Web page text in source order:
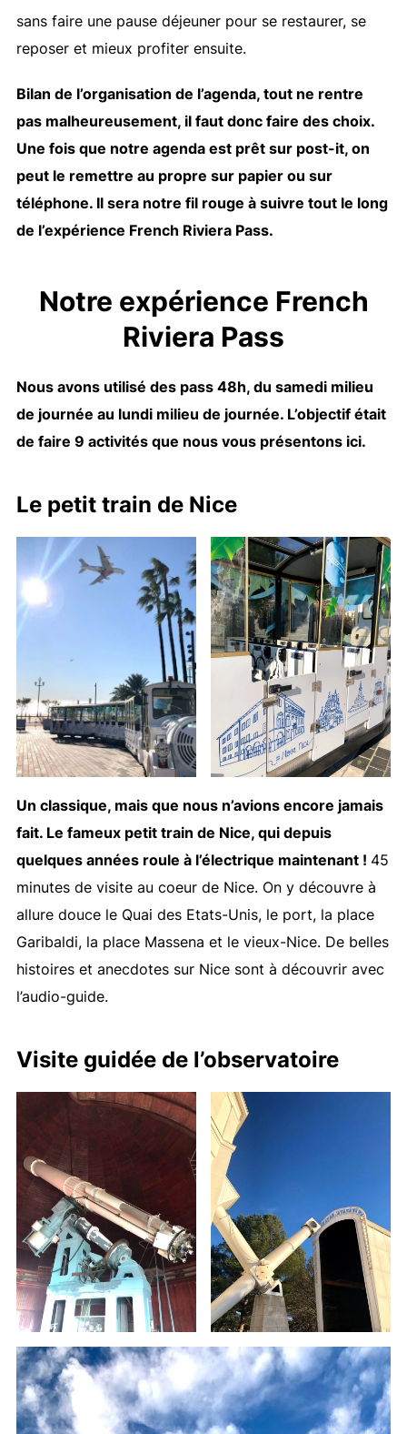
sans faire une pause déjeuner pour se restaurer, se
reposer et mieux profiter ensuite.
Bilan de l’organisation de l’agenda, tout ne rentre
pas malheureusement, il faut donc faire des choix.
Une fois que notre agenda est prêt sur post-it, on
peut le remettre au propre sur papier ou sur
téléphone. Il sera notre fil rouge à suivre tout le long
de l’expérience French Riviera Pass.
Notre expérience French
Riviera Pass
Nous avons utilisé des pass 48h, du samedi milieu
de journée au lundi milieu de journée. L’objectif était
de faire 9 activités que nous vous présentons ici.
Le petit train de Nice
Un classique, mais que nous n’avions encore jamais
fait. Le fameux petit train de Nice, qui depuis
quelques années roule à l’électrique maintenant ! 45
minutes de visite au coeur de Nice. On y découvre à
allure douce le Quai des Etats-Unis, le port, la place
Garibaldi, la place Massena et le vieux-Nice. De belles
histoires et anecdotes sur Nice sont à découvrir avec
l’audio-guide.
Visite guidée de l’observatoire